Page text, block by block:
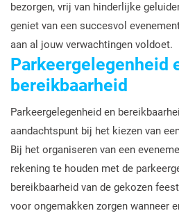
bezorgen, vrij van hinderlijke
geniet van een succesvol
aan al jouw verwachtingen voldoet.
Parkeergelegenheid
bereikbaarheid
Parkeergelegenheid en
aandachtspunt bij het kiezen van
Bij het organiseren van een
rekening te houden met de
bereikbaarheid van de gekozen
voor ongemakken zorgen wanneer